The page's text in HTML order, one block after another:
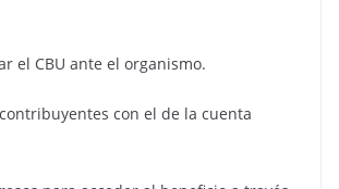
el CBU ante el organismo.
con el de la cuenta